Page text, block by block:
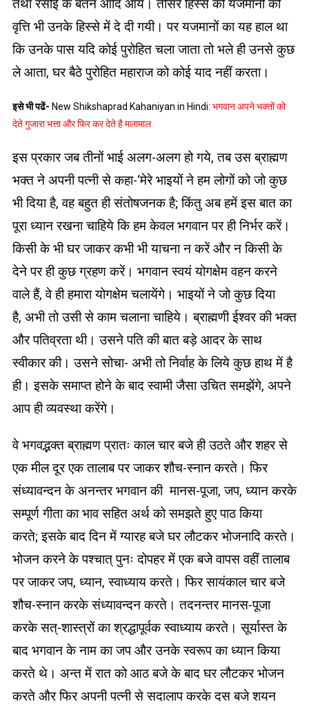
तथा रसोई के बर्तन आदि आये। तीसरे हिस्से की यजमानों की
वृत्ति भी उनके हिस्से में दे दी गयी। पर यजमानों का यह हाल था
कि उनके पास यदि कोई पुरोहित चला जाता तो भले ही उनसे कुछ
ले आता, घर बैठे पुरोहित महाराज को कोई याद नहीं करता।
इसे भी पढें- New Shikshaprad Kahaniyan in Hindi: भगवान अपने भक्तों को
देते गुजारा भत्ता और फिर कर देते है मलामाल
इस प्रकार जब तीनों भाई अलग-अलग हो गये, तब उस ब्राह्मण
भक्त ने अपनी पत्नी से कहा-‘मेरे भाइयों ने हम लोगों को जो कुछ
भी दिया है, वह बहुत ही संतोषजनक है; किंतु अब हमें इस बात का
पूरा ध्यान रखना चाहिये कि हम केवल भगवान पर ही निर्भर करें।
किसी के भी घर जाकर कभी भी याचना न करें और न किसी के
देने पर ही कुछ ग्रहण करें। भगवान स्वयं योगक्षेम वहन करने
वाले हैं, वे ही हमारा योगक्षेम चलायेंगे। भाइयों ने जो कुछ दिया
है, अभी तो उसी से काम चलाना चाहिये। ब्राह्मणी ईश्वर की भक्त
और पतिव्रता थी। उसने पति की बात बड़े आदर के साथ
स्वीकार की। उसने सोचा- अभी तो निर्वाह के लिये कुछ हाथ में है
ही। इसके समाप्त होने के बाद स्वामी जैसा उचित समझेंगे, अपने
आप ही व्यवस्था करेंगे।
वे भगवद्भक्त ब्राह्मण प्रातः काल चार बजे ही उठते और शहर से
एक मील दूर एक तालाब पर जाकर शौच-स्नान करते। फिर
संध्यावन्दन के अनन्तर भगवान की मानस-पूजा, जप, ध्यान करके
सम्पूर्ण गीता का भाव सहित अर्थ को समझते हुए पाठ किया
करते; इसके बाद दिन में ग्यारह बजे घर लौटकर भोजनादि करते।
भोजन करने के पश्चात् पुनः दोपहर में एक बजे वापस वहीं तालाब
पर जाकर जप, ध्यान, स्वाध्याय करते। फिर सायंकाल चार बजे
शौच-स्नान करके संध्यावन्दन करते। तदनन्तर मानस-पूजा
करके सत्-शास्त्रों का श्रद्धापूर्वक स्वाध्याय करते। सूर्यास्त के
बाद भगवान के नाम का जप और उनके स्वरूप का ध्यान किया
करते थे। अन्त में रात को आठ बजे के बाद घर लौटकर भोजन
करते और फिर अपनी पत्नी से सदालाप करके दस बजे शयन